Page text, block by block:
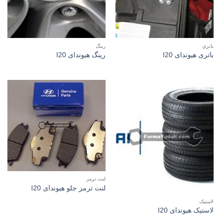
باتری
باتری هیوندای I20
رینگ
رینگ هیوندای I20
لاستیک
لاستیک هیوندای I20
لنت ترمز
لنت ترمز جلو هیوندای I20